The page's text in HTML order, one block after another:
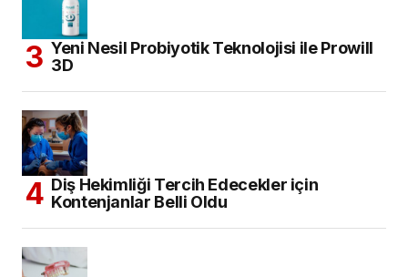
Yeni Nesil Probiyotik Teknolojisi ile Prowill
3D
Diş Hekimliği Tercih Edecekler için
Kontenjanlar Belli Oldu